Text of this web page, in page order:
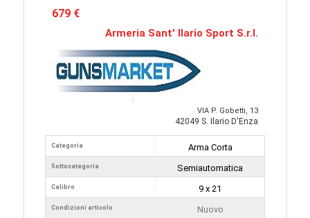
679 €
Armeria Sant' Ilario Sport S.r.l.
VIA P. Gobetti, 13
42049 S. Ilario D'Enza
Categoria
Sottocategoria
Calibro
Condizioni articolo
Arma Corta
Semiautomatica
9 x 21
Nuovo